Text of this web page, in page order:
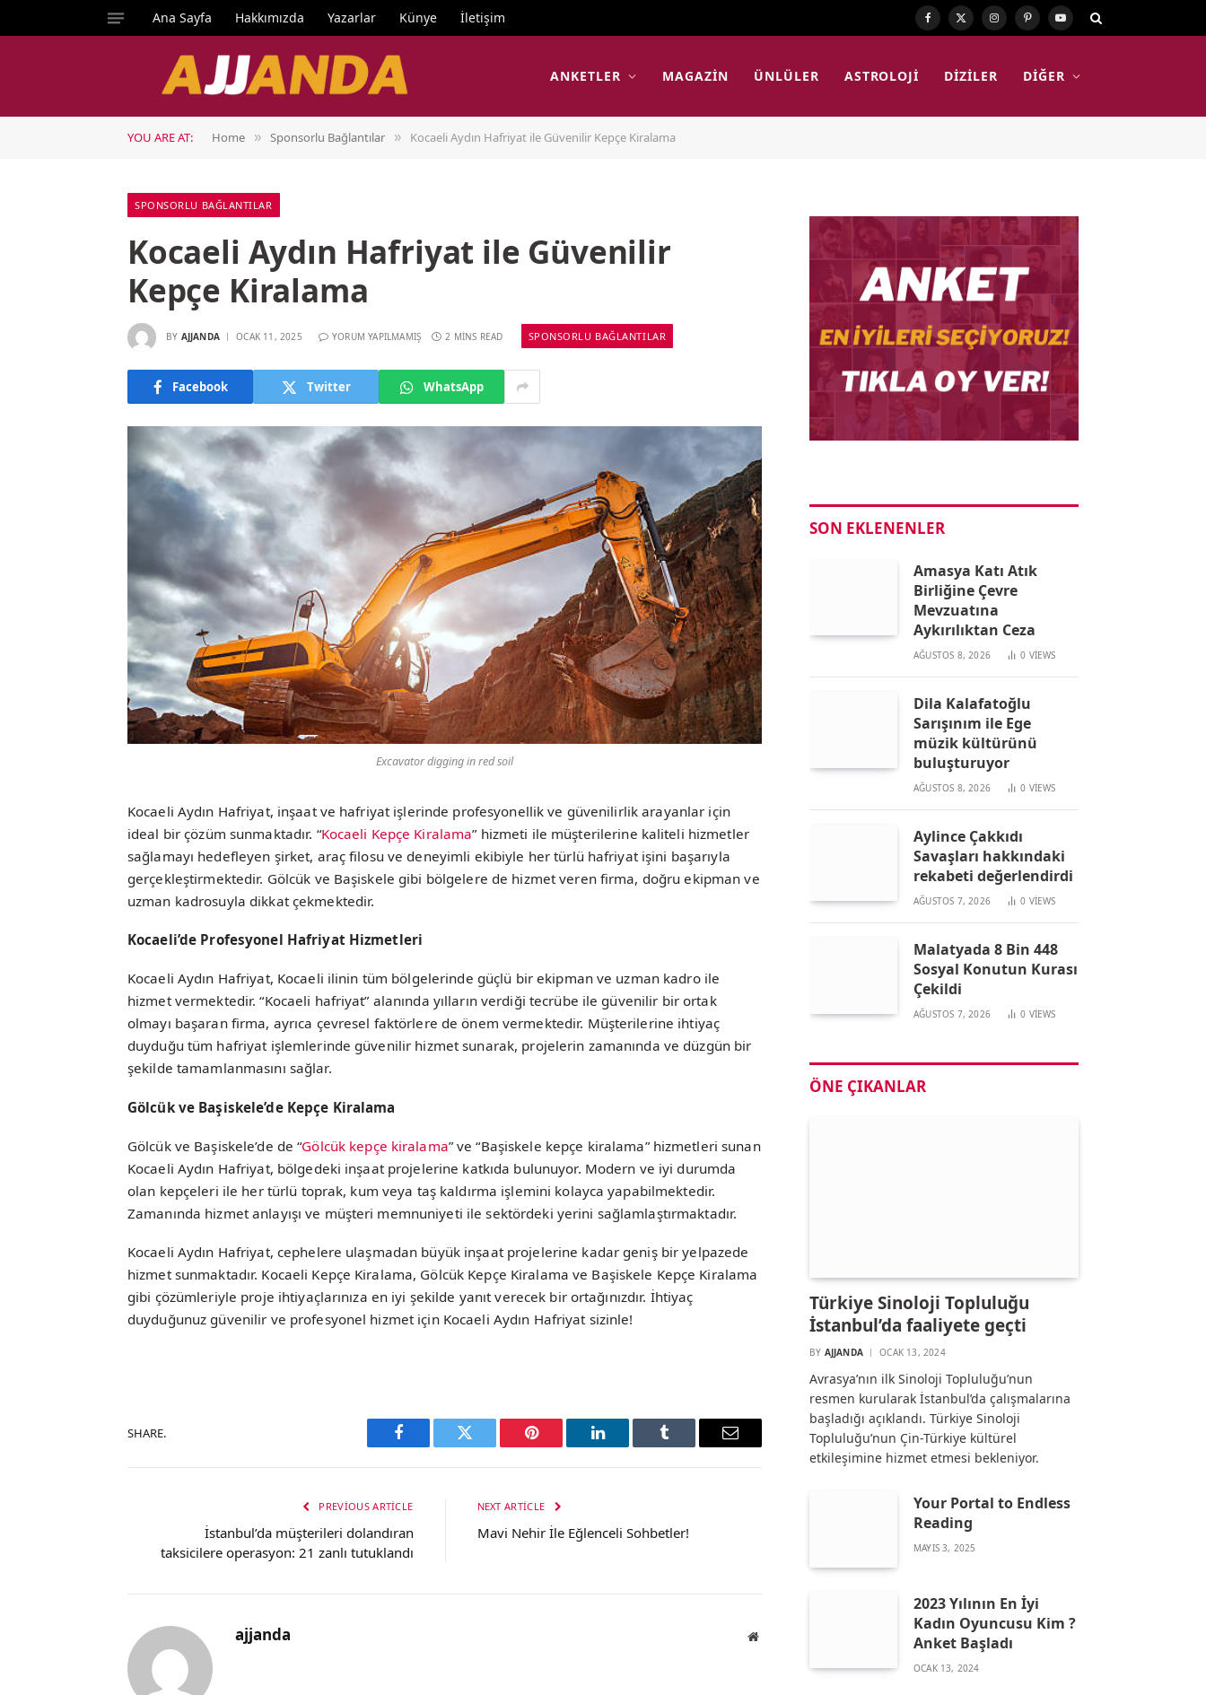
Ana Sayfa Hakkımızda Yazarlar Künye İletişim Facebook
X
Instagram
PinterestYouTube
ANKETLER MAGAZIN ÜNLÜLER ASTROLOJI DIZILER DIĞER
YOU ARE AT: Home » Sponsorlu Bağlantılar » Kocaeli Aydın Hafriyat ile Güvenilir Kepçe Kiralama
SPONSORLU BAĞLANTILAR
Kocaeli Aydın Hafriyat ile Güvenilir
Kepçe Kiralama
BY AJJANDA OCAK 11, 2025 YORUM YAPILMAMIŞ 2 MINS READ SPONSORLU BAĞLANTILAR
Facebook Twitter WhatsApp
Excavator digging in red soil
Kocaeli Aydın Hafriyat, inşaat ve hafriyat işlerinde profesyonellik ve güvenilirlik arayanlar için
ideal bir çözüm sunmaktadır. “Kocaeli Kepçe Kiralama” hizmeti ile müşterilerine kaliteli hizmetler
sağlamayı hedefleyen şirket, araç filosu ve deneyimli ekibiyle her türlü hafriyat işini başarıyla
gerçekleştirmektedir. Gölcük ve Başiskele gibi bölgelere de hizmet veren firma, doğru ekipman ve
uzman kadrosuyla dikkat çekmektedir.
Kocaeli’de Profesyonel Hafriyat Hizmetleri
Kocaeli Aydın Hafriyat, Kocaeli ilinin tüm bölgelerinde güçlü bir ekipman ve uzman kadro ile
hizmet vermektedir. “Kocaeli hafriyat” alanında yılların verdiği tecrübe ile güvenilir bir ortak
olmayı başaran firma, ayrıca çevresel faktörlere de önem vermektedir. Müşterilerine ihtiyaç
duyduğu tüm hafriyat işlemlerinde güvenilir hizmet sunarak, projelerin zamanında ve düzgün bir
şekilde tamamlanmasını sağlar.
Gölcük ve Başiskele’de Kepçe Kiralama
Gölcük ve Başiskele’de de “Gölcük kepçe kiralama” ve “Başiskele kepçe kiralama” hizmetleri sunan
Kocaeli Aydın Hafriyat, bölgedeki inşaat projelerine katkıda bulunuyor. Modern ve iyi durumda
olan kepçeleri ile her türlü toprak, kum veya taş kaldırma işlemini kolayca yapabilmektedir.
Zamanında hizmet anlayışı ve müşteri memnuniyeti ile sektördeki yerini sağlamlaştırmaktadır.
Kocaeli Aydın Hafriyat, cephelere ulaşmadan büyük inşaat projelerine kadar geniş bir yelpazede
hizmet sunmaktadır. Kocaeli Kepçe Kiralama, Gölcük Kepçe Kiralama ve Başiskele Kepçe Kiralama
gibi çözümleriyle proje ihtiyaçlarınıza en iyi şekilde yanıt verecek bir ortağınızdır. İhtiyaç
duyduğunuz güvenilir ve profesyonel hizmet için Kocaeli Aydın Hafriyat sizinle!
SHARE.
Facebook Twitter Pinterest LinkedIn Tumblr Email
PREVIOUS ARTICLE
İstanbul’da müşterileri dolandıran
taksicilere operasyon: 21 zanlı tutuklandı
NEXT ARTICLE
Mavi Nehir İle Eğlenceli Sohbetler!
ajjanda Website
SON EKLENENLER
Amasya Katı Atık
Birliğine Çevre
Mevzuatına
Aykırılıktan Ceza
AĞUSTOS 8, 2026 0 VIEWS
Dila Kalafatoğlu
Sarışınım ile Ege
müzik kültürünü
buluşturuyor
AĞUSTOS 8, 2026 0 VIEWS
Aylince Çakkıdı
Savaşları hakkındaki
rekabeti değerlendirdi
AĞUSTOS 7, 2026 0 VIEWS
Malatyada 8 Bin 448
Sosyal Konutun Kurası
Çekildi
AĞUSTOS 7, 2026 0 VIEWS
ÖNE ÇIKANLAR
Türkiye Sinoloji Topluluğu
İstanbul’da faaliyete geçti
BY AJJANDA OCAK 13, 2024
Avrasya’nın ilk Sinoloji Topluluğu’nun
resmen kurularak İstanbul’da çalışmalarına
başladığı açıklandı. Türkiye Sinoloji
Topluluğu’nun Çin-Türkiye kültürel
etkileşimine hizmet etmesi bekleniyor.
Your Portal to Endless
Reading
MAYIS 3, 2025
2023 Yılının En İyi
Kadın Oyuncusu Kim ?
Anket Başladı
OCAK 13, 2024